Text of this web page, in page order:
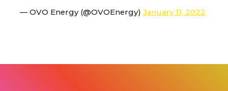
— OVO Energy (@OVOEnergy) January 11, 2022